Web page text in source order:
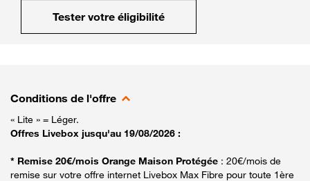
Tester votre éligibilité
Conditions de l'offre
« Lite » = Léger.
Offres Livebox jusqu'au 19/08/2026 :
* Remise 20€/mois Orange Maison Protégée : 20€/mois de
remise sur votre offre internet Livebox Max Fibre pour toute 1ère